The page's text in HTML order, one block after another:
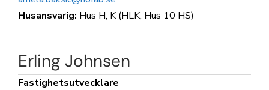
Husansvarig: Hus H, K (HLK, Hus 10 HS)
Erling Johnsen
Fastighetsutvecklare